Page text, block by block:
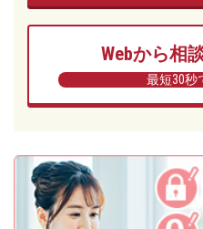
Webから相
最短30秒